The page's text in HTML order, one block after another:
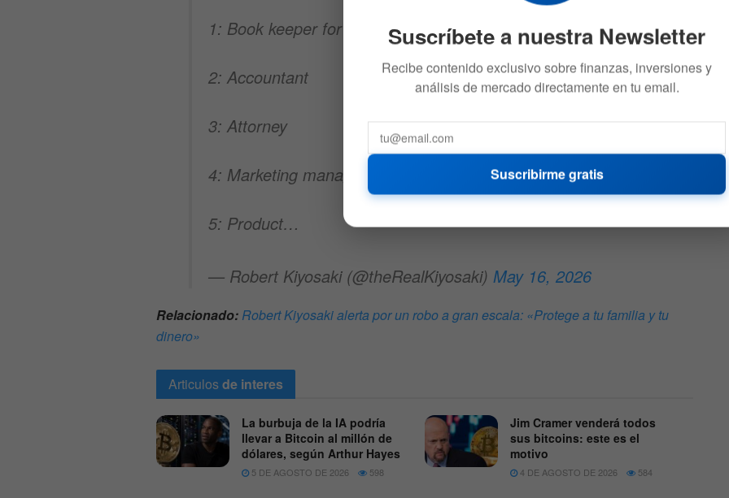
1: Book keeper for accurate numbers
2: Accountant
3: Attorney
4: Marketing manager
5: Product…
— Robert Kiyosaki (@theRealKiyosaki) May 16, 2026
Relacionado: Robert Kiyosaki alerta por un robo a gran escala: «Protege a tu familia y tu
dinero»
Articulosde interes
La burbuja de la IA podría
llevar a Bitcoin al millón de
dólares, según Arthur Hayes
5 DE AGOSTO DE 2026 598
Jim Cramer venderá todos
sus bitcoins: este es el
motivo
4 DE AGOSTO DE 2026 584
Suscríbete a nuestra Newsletter
Recibe contenido exclusivo sobre finanzas, inversiones y
análisis de mercado directamente en tu email.
Suscribirme gratis